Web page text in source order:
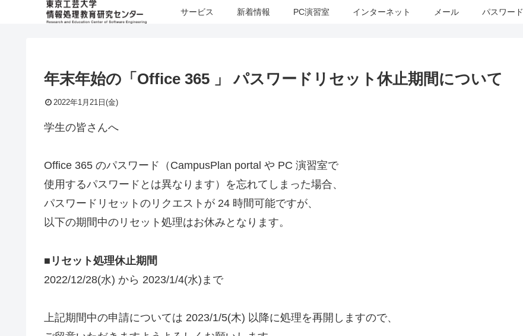
サービス 新着情報 PC演習室 インターネット メール パスワード
年末年始の「Office 365 」 パスワードリセット休止期間について
2022年1月21日(金)
学生の皆さんへ
Office 365 のパスワード（CampusPlan portal や PC 演習室で
使用するパスワードとは異なります）を忘れてしまった場合、
パスワードリセットのリクエストが 24 時間可能ですが、
以下の期間中のリセット処理はお休みとなります。
■リセット処理休止期間
2022/12/28(水) から 2023/1/4(水)まで
上記期間中の申請については 2023/1/5(木) 以降に処理を再開しますので、